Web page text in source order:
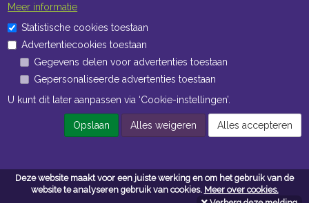
Deze website maakt voor een juiste werking en om het gebruik van de
website te analyseren gebruik van cookies. Meer over cookies.
Openingstijden Kantoor
ma t/m vr 8:30 uur tot 17:00 uur
Openingstijden Magazijn
ma t/m vr 7:00 uur tot 16:30 uur
Algemene voorwaarden
Meer informatie
Statistische cookies toestaan
Advertentiecookies toestaan
Gegevens delen voor advertenties toestaan
Gepersonaliseerde advertenties toestaan
U kunt dit later aanpassen via ‘Cookie-instellingen’.
Opslaan Alles weigeren Alles accepteren